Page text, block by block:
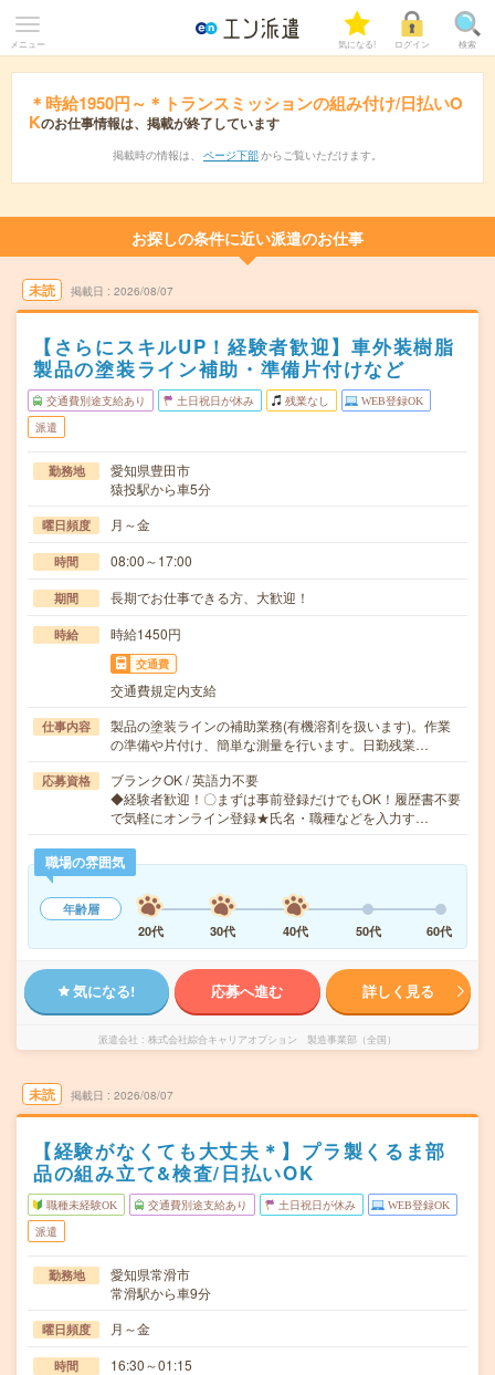
メニュー 気になる! ログイン 検索
＊時給1950円～＊トランスミッションの組み付け/日払いO
Kのお仕事情報は、掲載が終了しています
掲載時の情報は、 ページ下部 からご覧いただけます。
お探しの条件に近い派遣のお仕事
未読 掲載日 2026/08/07
【さらにスキルUP！経験者歓迎】車外装樹脂
製品の塗装ライン補助・準備片付けなど
交通費別途支給あり 土日祝日が休み 残業なし WEB登録OK
派遣
勤務地
愛知県豊田市
猿投駅から車5分
曜日頻度 月～金
時間 08:00～17:00
期間 長期でお仕事できる方、大歓迎！
時給 時給1450円
交通費
交通費規定内支給
仕事内容
製品の塗装ラインの補助業務(有機溶剤を扱います)。作業
の準備や片付け、簡単な測量を行います。日勤残業…
応募資格
ブランクOK / 英語力不要
◆経験者歓迎！〇まずは事前登録だけでもOK！履歴書不要
で気軽にオンライン登録★氏名・職種などを入力す…
職場の雰囲気
年齢層
20代
30代 40代 50代 60代
気になる! 応募へ進む 詳しく見る
派遣会社 株式会社綜合キャリアオプション 製造事業部（全国）
未読 掲載日 2026/08/07
【経験がなくても大丈夫＊】プラ製くるま部
品の組み立て&検査/日払いOK
職種未経験OK 交通費別途支給あり 土日祝日が休み WEB登録OK
派遣
勤務地
愛知県常滑市
常滑駅から車9分
曜日頻度 月～金
時間 16:30～01:15